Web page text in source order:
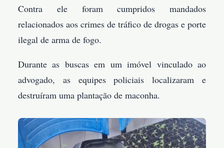
Contra ele foram cumpridos mandados
relacionados aos crimes de tráfico de drogas e porte
ilegal de arma de fogo.
Durante as buscas em um imóvel vinculado ao
advogado, as equipes policiais localizaram e
destruíram uma plantação de maconha.